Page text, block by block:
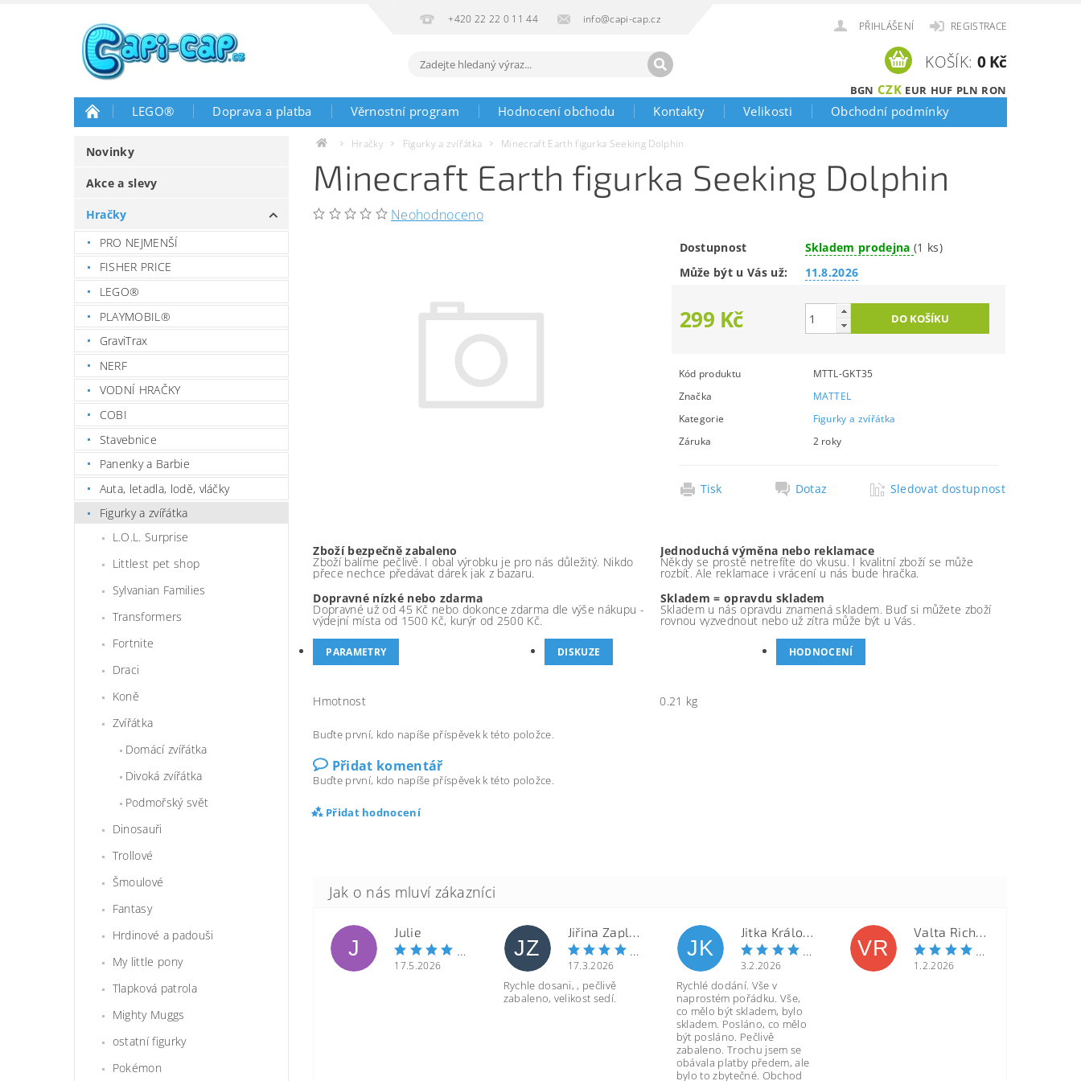
+420 22 22 0 11 44 info@capi-cap.cz
PŘIHLÁŠENÍ REGISTRACE
BGN CZK EUR HUF PLN RON
KOŠÍK: 0 Kč
LEGO® Doprava a platba Věrnostní program Hodnocení obchodu Kontakty Velikosti Obchodní podmínky
Novinky
Akce a slevy
Hračky
PRO NEJMENŠÍ
FISHER PRICE
LEGO®
PLAYMOBIL®
GraviTrax
NERF
VODNÍ HRAČKY
COBI
Stavebnice
Panenky a Barbie
Auta, letadla, lodě, vláčky
Figurky a zvířátka
L.O.L. Surprise
Littlest pet shop
Sylvanian Families
Transformers
Fortnite
Draci
Koně
Zvířátka
Domácí zvířátka
Divoká zvířátka
Podmořský svět
Dinosauři
Trollové
Šmoulové
Fantasy
Hrdinové a padouši
My little pony
Tlapková patrola
Mighty Muggs
ostatní figurky
Pokémon
Hračky Figurky a zvířátka Minecraft Earth figurka Seeking Dolphin
Minecraft Earth figurka Seeking Dolphin
Neohodnoceno
Dostupnost Skladem prodejna (1 ks)
Může být u Vás už:
11.8.2026
299 Kč
Kód produktu
MTTL-GKT35
Značka
MATTEL
Kategorie
Figurky a zvířátka
Záruka
2 roky
Tisk Dotaz Sledovat dostupnost
Zboží bezpečně zabaleno
Zboží balíme pečlivě. I obal výrobku je pro nás důležitý. Nikdo
přece nechce předávat dárek jak z bazaru.
Jednoduchá výměna nebo reklamace
Někdy se prostě netrefíte do vkusu. I kvalitní zboží se může
rozbít. Ale reklamace i vrácení u nás bude hračka.
Dopravné nízké nebo zdarma
Dopravné už od 45 Kč nebo dokonce zdarma dle výše nákupu -
výdejní místa od 1500 Kč, kurýr od 2500 Kč.
Skladem = opravdu skladem
Skladem u nás opravdu znamená skladem. Buď si můžete zboží
rovnou vyzvednout nebo už zítra může být u Vás.
PARAMETRY DISKUZE HODNOCENÍ
Hmotnost 0.21 kg
Buďte první, kdo napíše příspěvek k této položce.
Přidat komentář
Buďte první, kdo napíše příspěvek k této položce.
Přidat hodnocení
J
Julie
17.5.2026
JZ
Jiřina Zapletalová
17.3.2026
Rychle dosani, , pečlivě
zabaleno, velikost sedí.
JK
Jitka Královcová
3.2.2026
Rychlé dodání. Vše v
naprostém pořádku. Vše,
co mělo být skladem, bylo
skladem. Posláno, co mělo
být posláno. Pečlivě
zabaleno. Trochu jsem se
obávala platby předem, ale
bylo to zbytečné. Obchod
VR
Valta Richard
1.2.2026